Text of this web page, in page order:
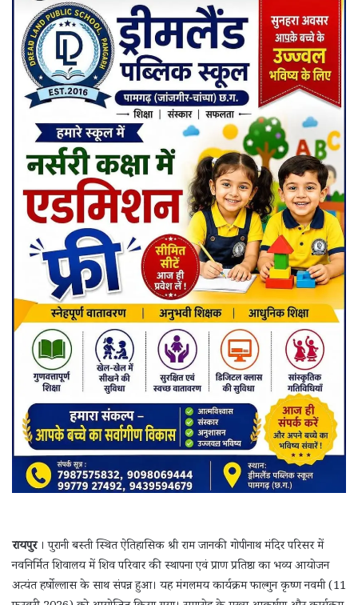
रायपुर। पुरानी बस्ती स्थित ऐतिहासिक श्री राम जानकी गोपीनाथ मंदिर परिसर में
नवनिर्मित शिवालय में शिव परिवार की स्थापना एवं प्राण प्रतिष्ठा का भव्य आयोजन
अत्यंत हर्षोल्लास के साथ संपन्न हुआ। यह मंगलमय कार्यक्रम फाल्गुन कृष्ण नवमी (11